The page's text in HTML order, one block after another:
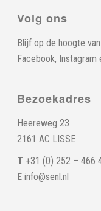
Volg ons
Blijf op de hoogte
Facebook, Instagram
Bezoekadres
Heereweg 23
2161 AC LISSE
T +31 (0) 252 – 466
E info@senl.nl